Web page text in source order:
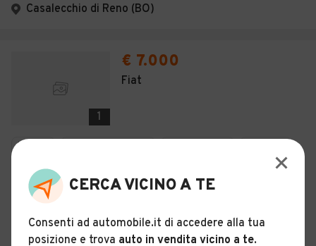
Casalecchio di Reno (BO)
1
€ 7.000
Fiat
Usato
Manuale
Descrizione
MARCONI AUTO S.R.L.
CERCA VICINO A TE
Consenti ad automobile.it di accedere alla tua
posizione e trova auto in vendita vicino a te.